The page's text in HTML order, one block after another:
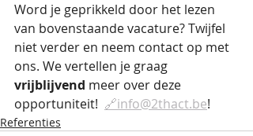
Word je geprikkeld door het lezen
van bovenstaande vacature? Twijfel
niet verder en neem contact op met
ons. We vertellen je graag
vrijblijvend meer over deze
opportuniteit! 🔗info@2thact.be!
Referenties